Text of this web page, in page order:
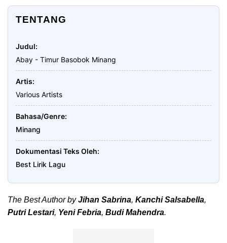
TENTANG
Judul
Abay - Timur Basobok Minang
Artis
Various Artists
Bahasa/Genre
Minang
Dokumentasi Teks Oleh
Best Lirik Lagu
The Best Author byJihan Sabrina, Kanchi Salsabella,
Putri Lestari, Yeni Febria, Budi Mahendra.